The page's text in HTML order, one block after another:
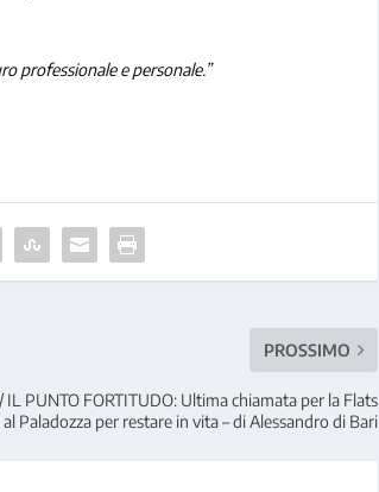
professionale e personale.”
PROSSIMO
IL PUNTO FORTITUDO: Ultima chiamata per la Flats
al Paladozza per restare in vita – di Alessandro di Bari